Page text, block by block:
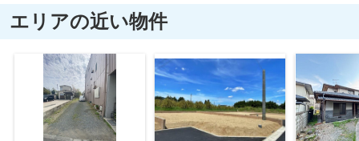
エリアの近い物件